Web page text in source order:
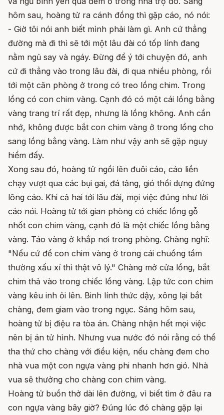
hôm sau, hoàng tử ra cánh đồng thì gặp cáo, nó nói:
- Giờ tôi nói anh biết mình phải làm gì. Anh cứ thẳng
đường mà đi thì sẽ tới một lâu đài có tốp lính đang
nằm ngủ say và ngáy. Đừng để ý tới chuyện đó, anh
cứ đi thẳng vào trong lâu đài, đi qua nhiều phòng, rồi
tới một căn phòng ở trong có treo lồng chim. Trong
lồng có con chim vàng. Cạnh đó có một cái lồng bằng
vàng trang trí rất đẹp, nhưng là lồng không. Anh cần
nhớ, không được bắt con chim vàng ở trong lồng cho
sang lồng bằng vàng. Làm như vậy anh sẽ gặp nguy
hiểm đấy.
Xong sau đó, hoàng tử ngồi lên đuôi cáo, cáo liền
chạy vượt qua các bụi gai, đá tảng, gió thổi dựng đứng
lông cáo. Khi cả hai tới lâu đài, mọi việc đúng như lời
cáo nói. Hoàng tử tới gian phòng có chiếc lồng gỗ
nhốt con chim vàng, cạnh đó là một chiếc lồng bằng
vàng. Táo vàng ở khắp nơi trong phòng. Chàng nghĩ:
"Nếu cứ để con chim vàng ở trong cái chuồng tầm
thường xấu xí thì thật vô lý." Chàng mở cửa lồng, bắt
chim thả vào trong chiếc lồng vàng. Lập tức con chim
vàng kêu inh ỏi lên. Binh lính thức dậy, xông lại bắt
chàng, đem giam vào trong ngục. Sáng hôm sau,
hoàng tử bị điệu ra tòa án. Chàng nhận hết mọi việc
nên bị án tử hình. Nhưng vua nước đó nói rằng có thể
tha thứ cho chàng với điều kiện, nếu chàng đem cho
nhà vua một con ngựa vàng phi nhanh hơn gió. Nhà
vua sẽ thưởng cho chàng con chim vàng.
Hoàng tử buồn thở dài lên đường, vì biết tìm ở đâu ra
con ngựa vàng bây giờ? Đúng lúc đó chàng gặp lại